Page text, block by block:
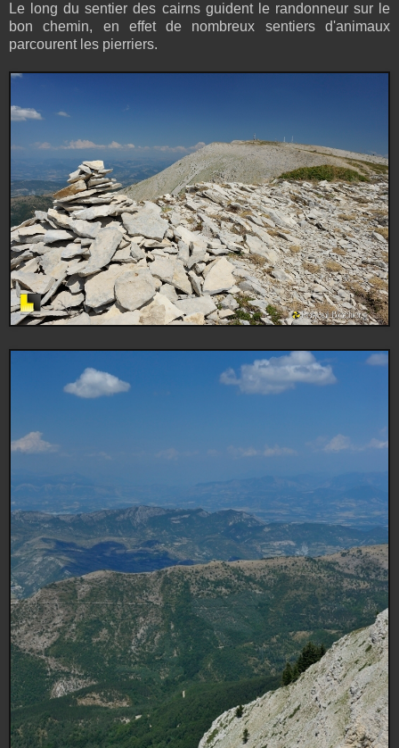
Le long du sentier des cairns guident le randonneur sur le
bon chemin, en effet de nombreux sentiers d'animaux
parcourent les pierriers.